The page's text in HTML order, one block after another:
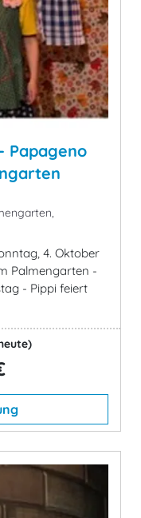
Papageno
4. Oktober
Palmengarten -
- Pippi feiert